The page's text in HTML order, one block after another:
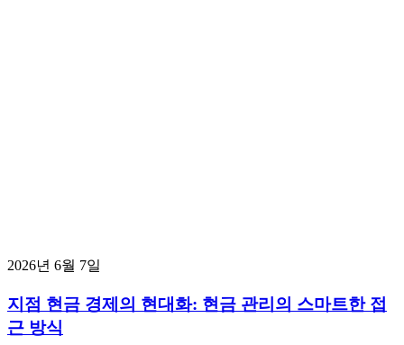
2026년 6월 7일
지점 현금 경제의 현대화: 현금 관리의 스마트한 접
근 방식